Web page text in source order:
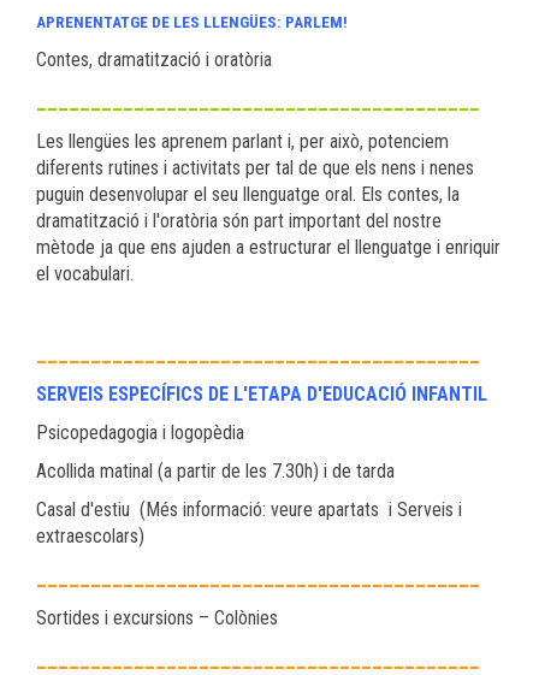
APRENENTATGE DE LES LLENGÜES: PARLEM!
Contes, dramatització i oratòria
_________________________________________
Les llengües les aprenem parlant i, per això, potenciem
diferents rutines i activitats per tal de que els nens i nenes
puguin desenvolupar el seu llenguatge oral. Els contes, la
dramatització i l'oratòria són part important del nostre
mètode ja que ens ajuden a estructurar el llenguatge i enriquir
el vocabulari.
_________________________________________
SERVEIS ESPECÍFICS DE L'ETAPA D'EDUCACIÓ INFANTIL
Psicopedagogia i logopèdia
Acollida matinal (a partir de les 7.30h) i de tarda
Casal d'estiu (Més informació: veure apartats i Serveis i
extraescolars)
_________________________________________
Sortides i excursions – Colònies
_________________________________________